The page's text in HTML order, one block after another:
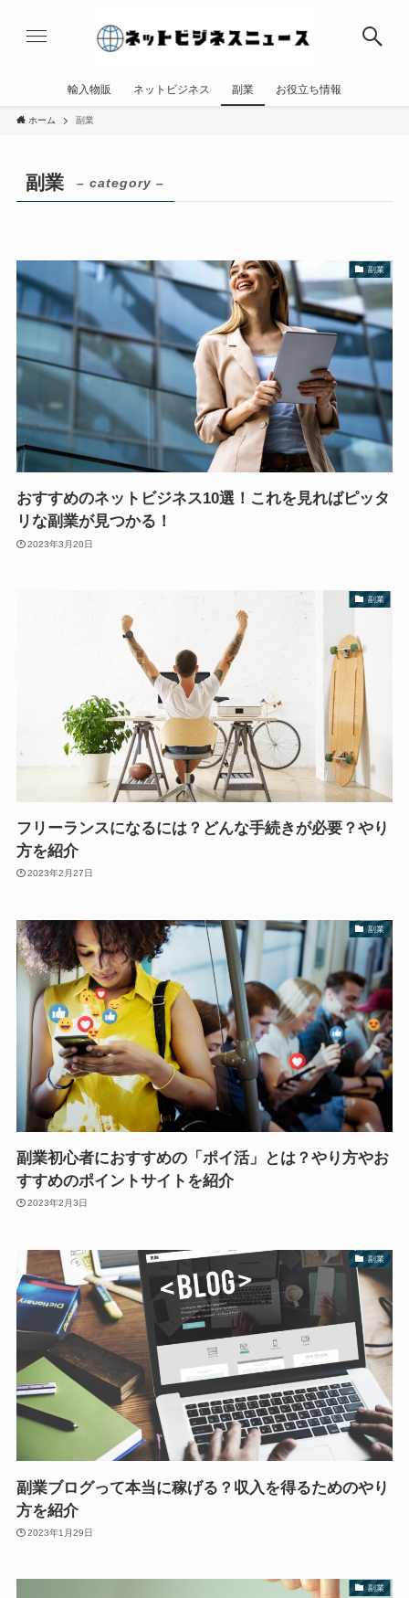
輸入物販 ネットビジネス 副業 お役立ち情報
ホーム 副業
副業 – category –
副業
おすすめのネットビジネス10選！これを見ればピッタ
リな副業が見つかる！
2023年3月20日
副業
フリーランスになるには？どんな手続きが必要？やり
方を紹介
2023年2月27日
副業
副業初心者におすすめの「ポイ活」とは？やり方やお
すすめのポイントサイトを紹介
2023年2月3日
副業
副業ブログって本当に稼げる？収入を得るためのやり
方を紹介
2023年1月29日
副業